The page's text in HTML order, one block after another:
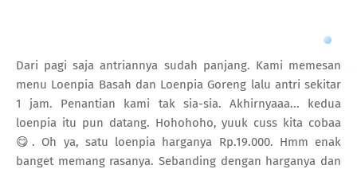
Dari pagi saja antriannya sudah panjang. Kami memesan
menu Loenpia Basah dan Loenpia Goreng lalu antri sekitar
1 jam. Penantian kami tak sia-sia. Akhirnyaaa... kedua
loenpia itu pun datang. Hohohoho, yuuk cuss kita cobaa
😋. Oh ya, satu loenpia harganya Rp.19.000. Hmm enak
banget memang rasanya. Sebanding dengan harganya dan